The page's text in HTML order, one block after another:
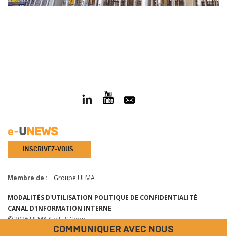
COMMUNIQUER AVEC NOUS
INSCRIVEZ-VOUS
Membre de : Groupe ULMA
MODALITÉS D'UTILISATION POLITIQUE DE CONFIDENTIALITÉ
CANAL D'INFORMATION INTERNE
© 2026 ULMA C y E, S.Coop.